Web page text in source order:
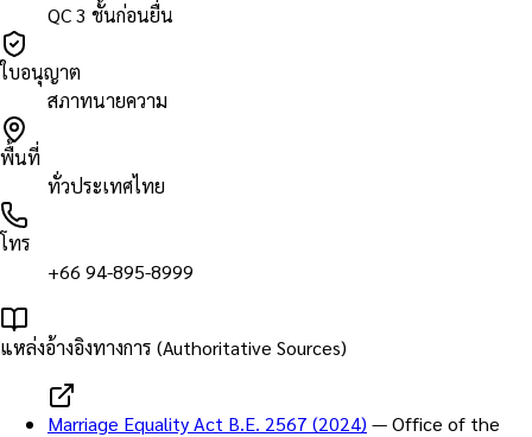
QC 3 ชั้นก่อนยื่น
ใบอนุญาต
สภาทนายความ
พื้นที่
ทั่วประเทศไทย
โทร
+66 94-895-8999
แหล่งอ้างอิงทางการ (Authoritative Sources)
Marriage Equality Act B.E. 2567 (2024) —Office of the